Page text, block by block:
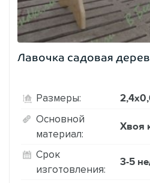
Лавочка садовая
Размеры:
Основной
материал:
Хвоя
Срок
изготовления:
3-5